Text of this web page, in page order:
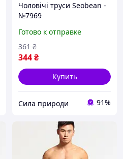
Чоловічі труси Seobean -
№7969
Готово к отправке
344₴
361 ₴
Купить
Сила природи 91%